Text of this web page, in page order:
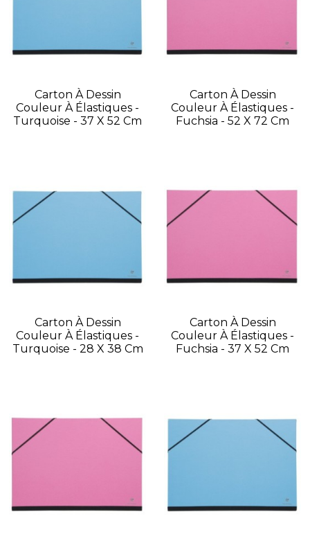
Carton À Dessin
Couleur À Élastiques -
Turquoise - 37 X 52 Cm
Carton À Dessin
Couleur À Élastiques -
Fuchsia - 52 X 72 Cm
Carton À Dessin
Couleur À Élastiques -
Turquoise - 28 X 38 Cm
Carton À Dessin
Couleur À Élastiques -
Fuchsia - 37 X 52 Cm